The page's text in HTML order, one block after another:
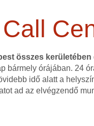
összes kerületében
bármely órájában. 24
idő alatt a
ad az elvégzendő